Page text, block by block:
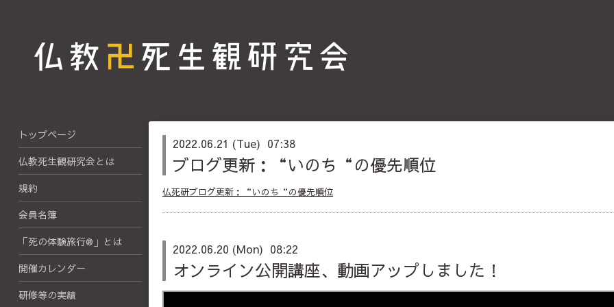
2022.06.21 (Tue) 07:38
ブログ更新：“いのち“の優先順位
仏死研ブログ更新：“いのち“の優先順位
2022.06.20 (Mon) 08:22
オンライン公開講座、動画アップしました！
トップページ
仏教死生観研究会とは
規約
会員名簿
「死の体験旅行®」とは
開催カレンダー
研修等の実績